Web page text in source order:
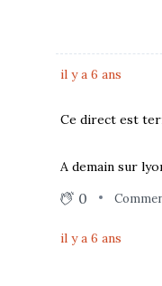
il y a 6 ans
Ce direct est
A demain sur
0
il y a 6 ans